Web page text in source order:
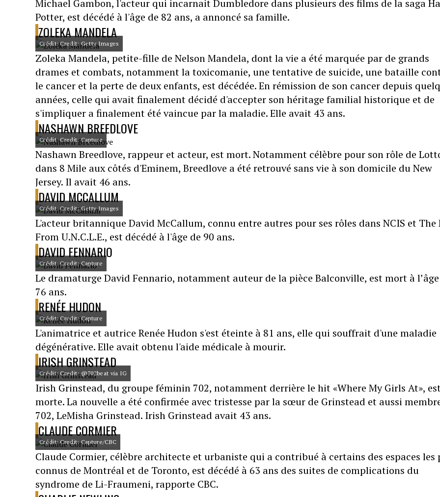
Michael Gambon, l'acteur qui incarnait Dumbledore dans plusieurs des films de la saga
Potter, est décédé à l'âge de 82 ans, a annoncé sa famille.
ZOLEKA MANDELA
Crédit: Credit: Getty Images
Zoleka Mandela, petite-fille de Nelson Mandela, dont la vie a été marquée par de grands
drames et combats, notamment la toxicomanie, une tentative de suicide, une bataille
le cancer et la perte de deux enfants, est décédée. En rémission de son cancer depuis
années, celle qui avait finalement décidé d'accepter son héritage familial historique et de
s'impliquer a finalement été vaincue par la maladie. Elle avait 43 ans.
NASHAWN BREEDLOVE
Crédit: Credit: Capture
Nashawn Breedlove, rappeur et acteur, est mort. Notamment célèbre pour son rôle de
dans 8 Mile aux côtés d'Eminem, Breedlove a été retrouvé sans vie à son domicile du New
Jersey. Il avait 46 ans.
DAVID MCCALLUM
Crédit: Credit: Getty Images
L'acteur britannique David McCallum, connu entre autres pour ses rôles dans NCIS et The
From U.N.C.L.E., est décédé à l'âge de 90 ans.
DAVID FENNARIO
Crédit: Credit: Capture
Le dramaturge David Fennario, notamment auteur de la pièce Balconville, est mort à
76 ans.
RENÉE HUDON
Crédit: Credit: Capture
L'animatrice et autrice Renée Hudon s'est éteinte à 81 ans, elle qui souffrait d'une maladie
dégénérative. Elle avait obtenu l'aide médicale à mourir.
IRISH GRINSTEAD
Crédit: Credit: @702beat via IG
Irish Grinstead, du groupe féminin 702, notamment derrière le hit «Where My Girls At»,
morte. La nouvelle a été confirmée avec tristesse par la sœur de Grinstead et aussi
702, LeMisha Grinstead. Irish Grinstead avait 43 ans.
CLAUDE CORMIER
Crédit: Credit: Capture/CBC
Claude Cormier, célèbre architecte et urbaniste qui a contribué à certains des espaces les
connus de Montréal et de Toronto, est décédé à 63 ans des suites de complications du
syndrome de Li-Fraumeni, rapporte CBC.